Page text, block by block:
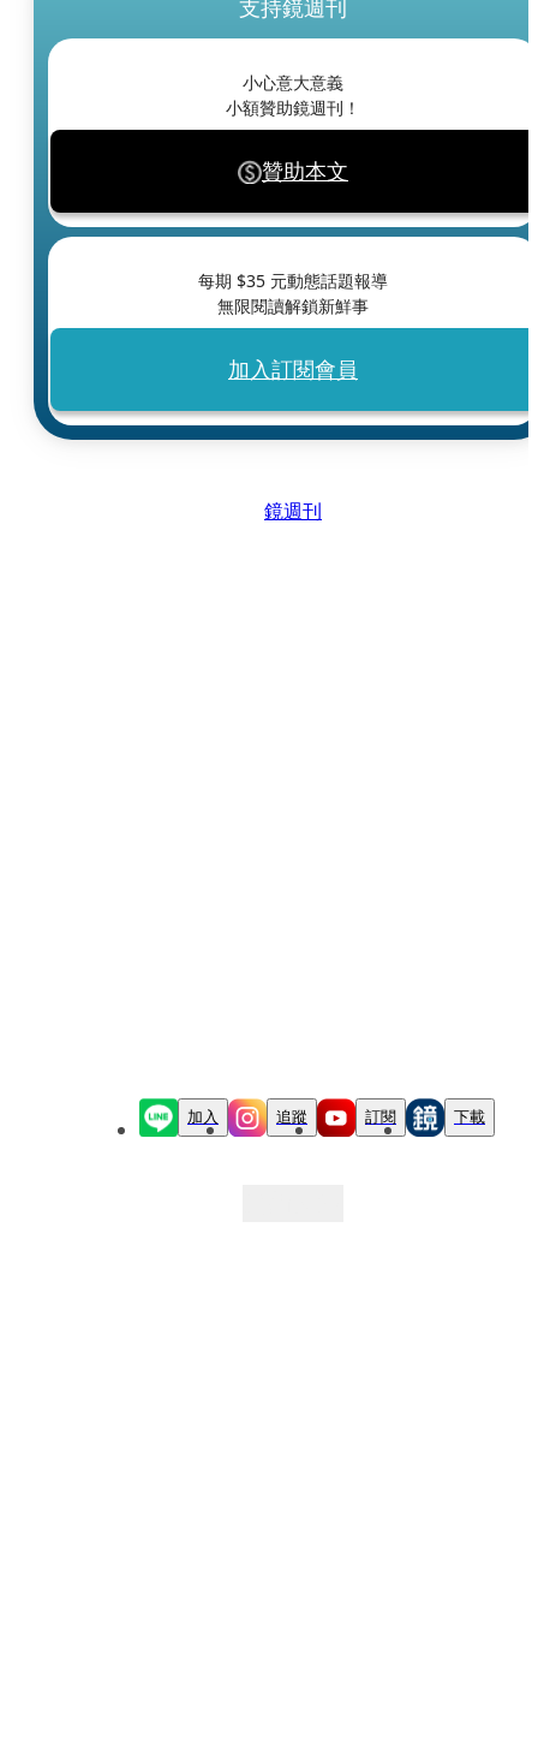
支持鏡週刊
小心意大意義
小額贊助鏡週刊！
贊助本文
每期 $35 元動態話題報導
無限閱讀解鎖新鮮事
加入訂閱會員
鏡週刊
加入 追蹤 訂閱 下載